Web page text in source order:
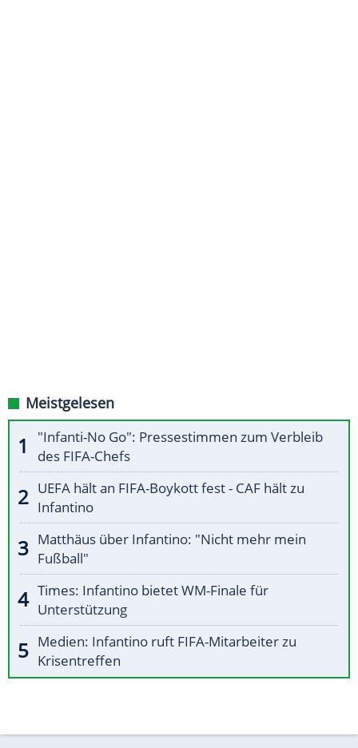
Meistgelesen
"Infanti-No Go": Pressestimmen zum Verbleib
des FIFA-Chefs
UEFA hält an FIFA-Boykott fest - CAF hält zu
Infantino
Matthäus über Infantino: "Nicht mehr mein
Fußball"
Times: Infantino bietet WM-Finale für
Unterstützung
Medien: Infantino ruft FIFA-Mitarbeiter zu
Krisentreffen